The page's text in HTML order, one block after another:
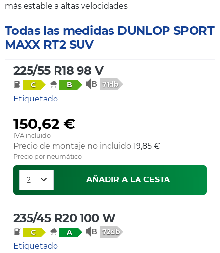
más estable a altas velocidades
Todas las medidas DUNLOP SPORT
MAXX RT2 SUV
225/55 R18 98 V
C B 71db
Etiquetado
150,62 €
IVA incluido
Precio de montaje no incluido 19,85 €
Precio por neumático
AÑADIR A LA CESTA
235/45 R20 100 W
C A 72db
Etiquetado